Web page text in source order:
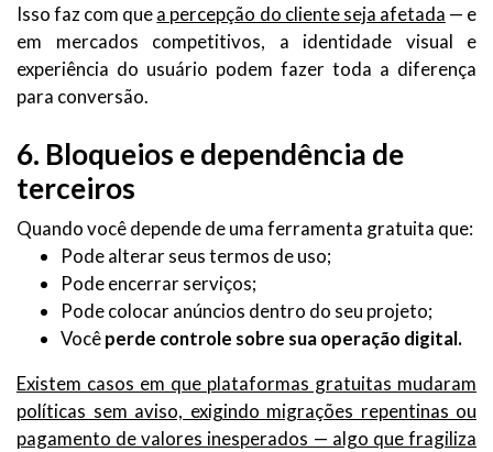
Isso faz com quea percepção do cliente seja afetada — e
em mercados competitivos, a identidade visual e
experiência do usuário podem fazer toda a diferença
para conversão.
6. Bloqueios e dependência de
terceiros
Quando você depende de uma ferramenta gratuita que:
Pode alterar seus termos de uso;
Pode encerrar serviços;
Pode colocar anúncios dentro do seu projeto;
Vocêperde controle sobre sua operação digital.
Existem casos em que plataformas gratuitas mudaram
políticas sem aviso, exigindo migrações repentinas ou
pagamento de valores inesperados — algo que fragiliza